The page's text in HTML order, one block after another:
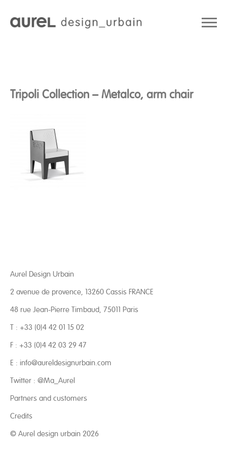
Tripoli Collection – Metalco, arm chair
Aurel Design Urbain
2 avenue de provence, 13260 Cassis FRANCE
48 rue Jean-Pierre Timbaud, 75011 Paris
T : +33 (0)4 42 01 15 02
F : +33 (0)4 42 03 29 47
E : info@aureldesignurbain.com
Twitter : @Ma_Aurel
Partners and customers
Credits
© Aurel design urbain 2026